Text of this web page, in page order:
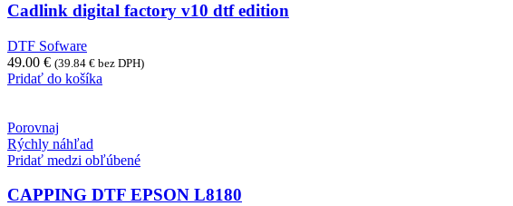
Cadlink digital factory v10 dtf edition
DTF Sofware
49.00 € (39.84 € bez DPH)
Pridať do košíka
Porovnaj
Rýchly náhľad
Pridať medzi obľúbené
CAPPING DTF EPSON L8180